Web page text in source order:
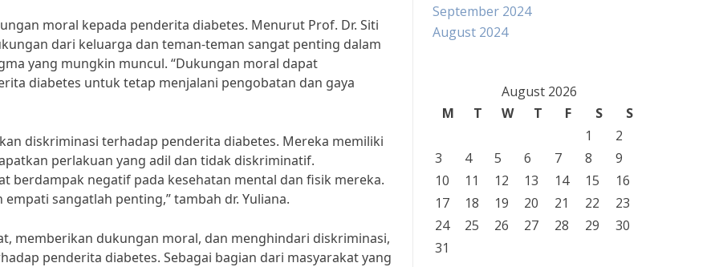
moral kepada penderita diabetes. Menurut Prof. Dr. Siti
dari keluarga dan teman-teman sangat penting dalam
yang mungkin muncul. “Dukungan moral dapat
diabetes untuk tetap menjalani pengobatan dan gaya
diskriminasi terhadap penderita diabetes. Mereka memiliki
perlakuan yang adil dan tidak diskriminatif.
berdampak negatif pada kesehatan mental dan fisik mereka.
sangatlah penting,” tambah dr. Yuliana.
memberikan dukungan moral, dan menghindari diskriminasi,
penderita diabetes. Sebagai bagian dari masyarakat yang
September 2024
August 2024
August 2026
M
T W T F S
S
1
2
3
4 5 6 7 8
9
10
11 12 13 14 15
16
17
18 19 20 21 22
23
24
25 26 27 28 29
30
31